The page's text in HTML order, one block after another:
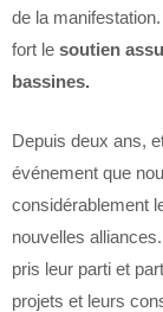
de la
fort le soutien
bassines.
Depuis deux ans,
événement que
considérablement
nouvelles
pris leur parti et
projets et leurs